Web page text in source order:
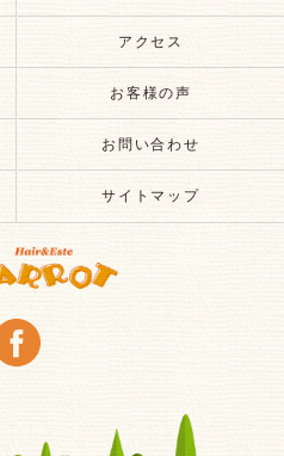
アクセス
お客様の声
お問い合わせ
サイトマップ